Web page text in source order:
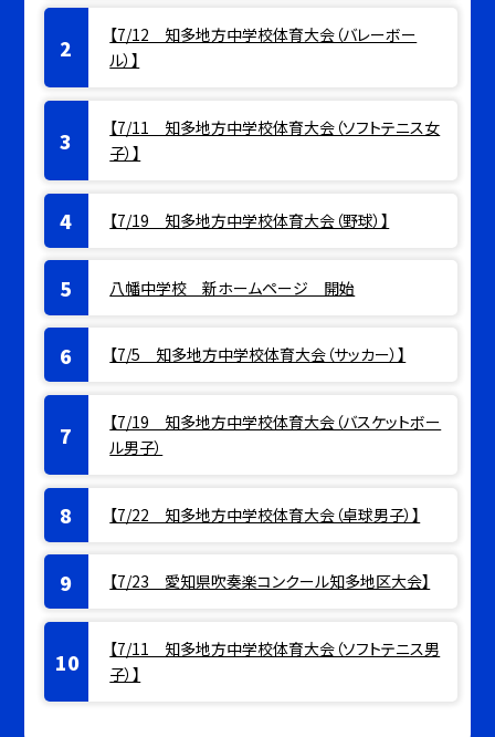
【7/12 知多地方中学校体育大会（バレーボー
ル）】
【7/11 知多地方中学校体育大会（ソフトテニス女
子）】
【7/19 知多地方中学校体育大会（野球）】
八幡中学校 新ホームページ 開始
【7/5 知多地方中学校体育大会（サッカー）】
【7/19 知多地方中学校体育大会（バスケットボー
ル男子）
【7/22 知多地方中学校体育大会（卓球男子）】
【7/23 愛知県吹奏楽コンクール知多地区大会】
【7/11 知多地方中学校体育大会（ソフトテニス男
子）】